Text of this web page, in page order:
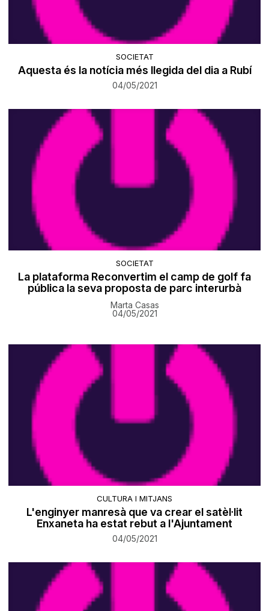
SOCIETAT
Aquesta és la notícia més llegida del dia a Rubí
04/05/2021
SOCIETAT
La plataforma Reconvertim el camp de golf fa
pública la seva proposta de parc interurbà
Marta Casas
04/05/2021
CULTURA I MITJANS
L'enginyer manresà que va crear el satèl·lit
Enxaneta ha estat rebut a l'Ajuntament
04/05/2021